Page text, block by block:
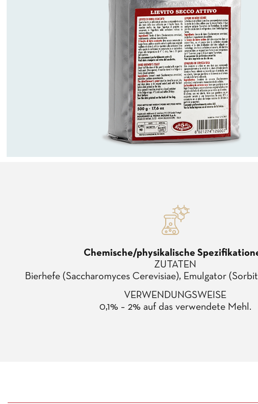
Chemische/physikalische
ZUTATEN
Bierhefe (Saccharomyces Cerevisiae), Emulgator
VERWENDUNGSWEISE
0,1% – 2% auf das verwendete Mehl.